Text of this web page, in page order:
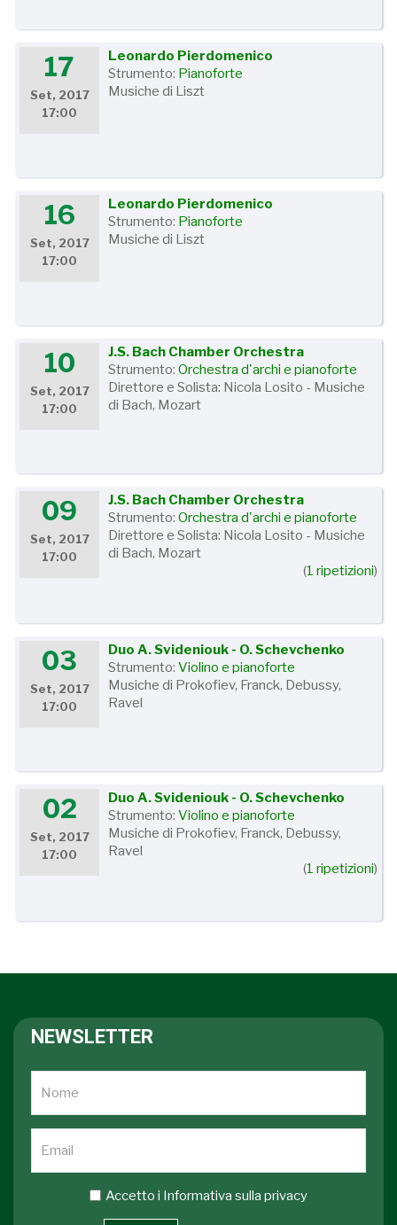
17
Set, 2017
17:00
Leonardo Pierdomenico
Strumento: Pianoforte
Musiche di Liszt
16
Set, 2017
17:00
Leonardo Pierdomenico
Strumento: Pianoforte
Musiche di Liszt
10
Set, 2017
17:00
J.S. Bach Chamber Orchestra
Strumento:Orchestra d'archi e pianoforte
Direttore e Solista: Nicola Losito - Musiche
di Bach, Mozart
09
Set, 2017
17:00
J.S. Bach Chamber Orchestra
Strumento:Orchestra d'archi e pianoforte
Direttore e Solista: Nicola Losito - Musiche
di Bach, Mozart
(1 ripetizioni)
03
Set, 2017
17:00
Duo A. Svideniouk - O. Schevchenko
Strumento:Violino e pianoforte
Musiche di Prokofiev, Franck, Debussy,
Ravel
02
Set, 2017
17:00
Duo A. Svideniouk - O. Schevchenko
Strumento:Violino e pianoforte
Musiche di Prokofiev, Franck, Debussy,
Ravel
(1 ripetizioni)
NEWSLETTER
Accetto i Informativa sulla privacy